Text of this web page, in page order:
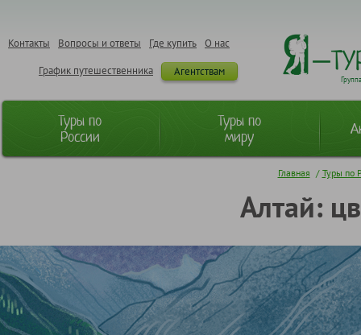
О нас
Где купить
Вопросы и ответы
Контакты
Агентствам
График путешественника
Туры по
России
Туры по
миру
Главная / Туры по
Алтай: